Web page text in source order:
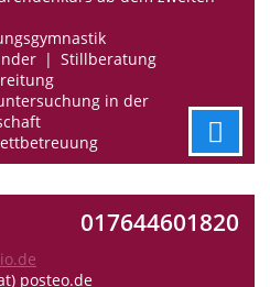
Stillberatung
in der
017644601820
posteo.de